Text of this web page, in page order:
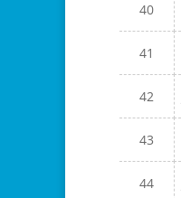
40
41
42
43
44